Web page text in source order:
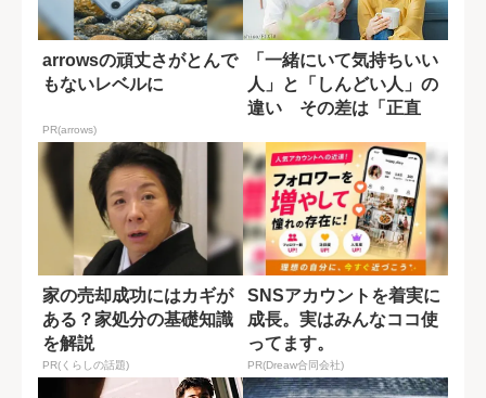
arrowsの頑丈さがとんで
もないレベルに
PR(arrows)
「一緒にいて気持ちいい
人」と「しんどい人」の
違い その差は「正直
家の売却成功にはカギが
ある？家処分の基礎知識
を解説
PR(くらしの話題)
SNSアカウントを着実に
成長。実はみんなココ使
ってます。
PR(Dreaw合同会社)